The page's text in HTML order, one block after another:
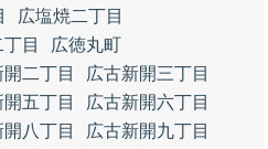
広塩焼二丁目
目
広徳丸町
二丁目
広古新開三丁目
五丁目
広古新開六丁目
八丁目
広古新開九丁目